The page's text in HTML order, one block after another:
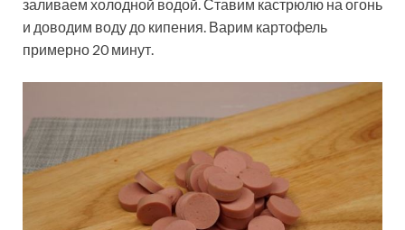
заливаем холодной водой. Ставим кастрюлю на огонь
и доводим воду до кипения. Варим картофель
примерно 20 минут.